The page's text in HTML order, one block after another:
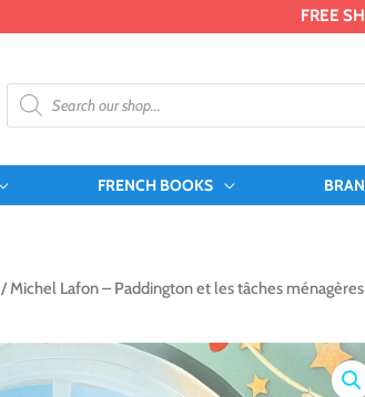
FREE
Products
search
FRENCH BOOKS
/ Michel Lafon – Paddington et les tâches ménagères